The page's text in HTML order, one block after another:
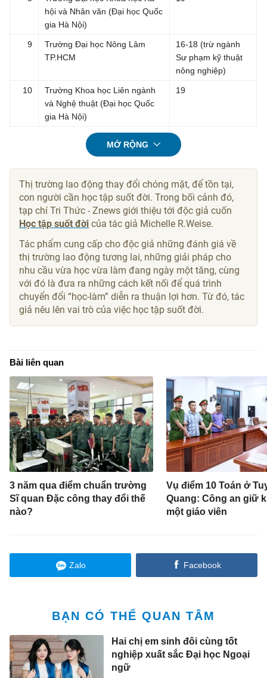
hội và Nhân văn (Đại học Quốc
gia Hà Nội)
9
Trường Đại học Nông Lâm
TP.HCM
16-18 (trừ ngành
Sư phạm kỹ thuật
nông nghiệp)
10
Trường Khoa học Liên ngành
và Nghệ thuật (Đại học Quốc
gia Hà Nội)
19
MỞ RỘNG
Thị trường lao động thay đổi chóng mặt, để tồn tại,
con người cần học tập suốt đời. Trong bối cảnh đó,
tạp chí Tri Thức - Znews giới thiệu tới độc giả cuốn
Học tập suốt đời của tác giả Michelle R.Weise.
Tác phẩm cung cấp cho độc giả những đánh giá về
thị trường lao động tương lai, những giải pháp cho
nhu cầu vừa học vừa làm đang ngày một tăng, cùng
với đó là đưa ra những cách kết nối để quá trình
chuyển đổi “học-làm” diễn ra thuận lợi hơn. Từ đó, tác
giả nêu lên vai trò của việc học tập suốt đời.
Bài liên quan
3 năm qua điểm chuẩn trường
Sĩ quan Đặc công thay đổi thế
nào?
Vụ điểm 10 Toán ở
Quang: Công an giữ
một giáo viên
Zalo Facebook
BẠN CÓ THỂ QUAN TÂM
Hai chị em sinh đôi cùng tốt
nghiệp xuất sắc Đại học Ngoại
ngữ